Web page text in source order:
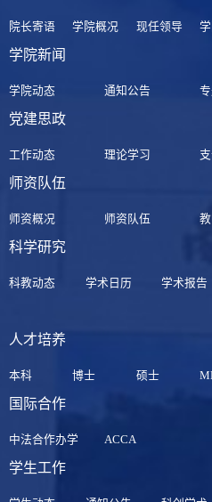
院长寄语 学院概况 现任领导
学院新闻
学院动态 通知公告
党建思政
工作动态 理论学习
师资队伍
师资概况 师资队伍
科学研究
科教动态 学术日历 学术报告
人才培养
本科 博士 硕士
国际合作
中法合作办学 ACCA
学生工作